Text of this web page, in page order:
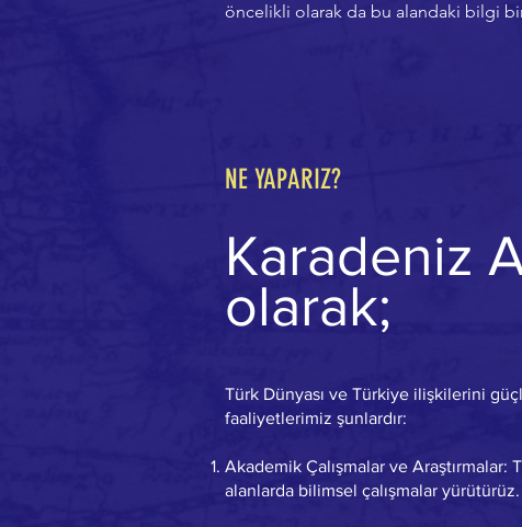
öncelikli olarak da bu alandaki bilgi
NE YAPARIZ?
Karadeniz
olarak;
Türk Dünyası ve Türkiye ilişkilerini
faaliyetlerimiz şunlardır:
Akademik Çalışmalar ve
alanlarda bilimsel çalışmalar yürütürüz.